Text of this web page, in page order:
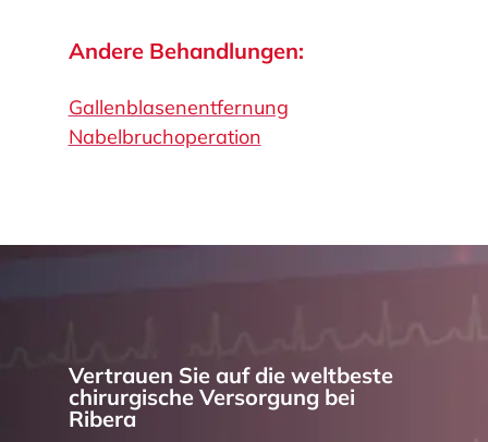
Andere Behandlungen:
Gallenblasenentfernung
Nabelbruchoperation
Vertrauen Sie auf die weltbeste
chirurgische Versorgung bei
Ribera